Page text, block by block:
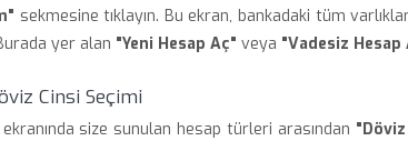
sekmesine tıklayın. Bu ekran, bankadaki tüm
yer alan "Yeni Hesap Aç" veya "Vadesiz Hesap
Cinsi Seçimi
ekranında size sunulan hesap türleri arasından "Döviz